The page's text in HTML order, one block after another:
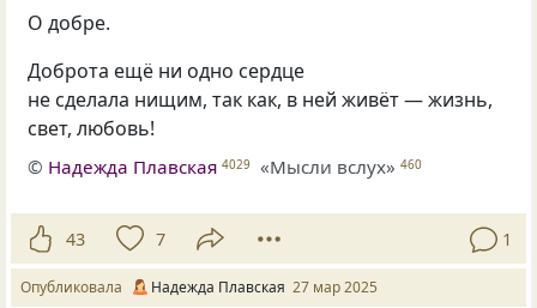
О добре.
Доброта ещё ни одно сердце
не сделала нищим, так как, в ней живёт — жизнь,
свет, любовь!
© Надежда Плавская 4029 «Мысли вслух» 460
43 7 1
Опубликовала Надежда Плавская 27 мар 2025